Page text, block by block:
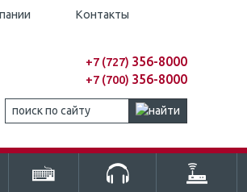
Контакты
+7 (727) 356-8000
+7 (700) 356-8000